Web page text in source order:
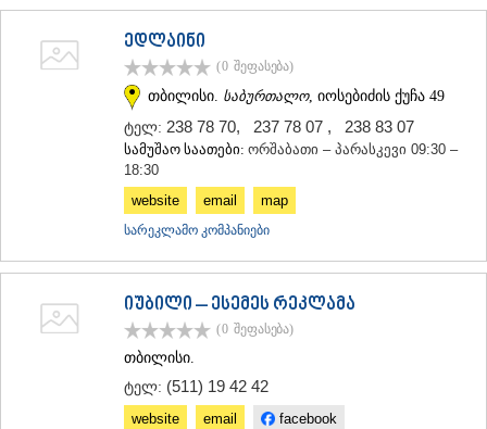
ᲐᲓᲘᲒᲔᲜᲘ
ᲐᲮᲐᲚᲥᲐᲚᲐᲥᲘ
ᲓᲛᲐᲜᲘᲡᲘ
ᲗᲔᲗᲠᲘᲬᲧᲐᲠᲝ
ᲛᲐᲠᲜᲔᲣᲚᲘ
ედლაინი
(0 შეფასება)
თბილისი. საბურთალო, იოსებიძის ქუჩა 49
ტელ: 238 78 70, 237 78 07 , 238 83 07
სამუშაო საათები: ორშაბათი – პარასკევი 09:30 –
18:30
website
email map
სარეკლამო კომპანიები
იუბილი – ესემეს რეკლამა
(0 შეფასება)
თბილისი.
ტელ: (511) 19 42 42
website email facebook